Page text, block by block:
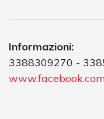
Informazioni:
3388309270 -